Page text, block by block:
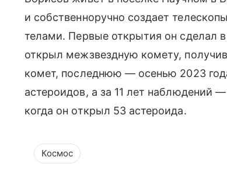
и собственноручно создает
телами. Первые открытия он сделал в
открыл межзвездную комету,
комет, последнюю — осенью 2023
астероидов, а за 11 лет наблюдений
когда он открыл 53 астероида.
Космос